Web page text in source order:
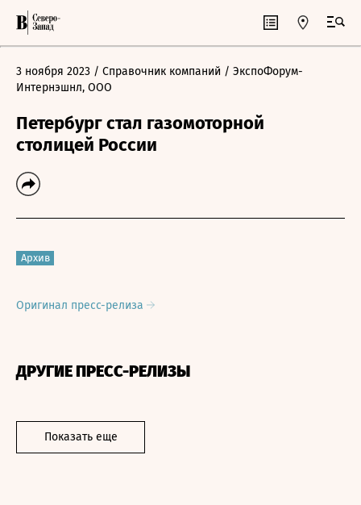
3 ноября 2023 / Справочник компаний / ЭкспоФорум-
Интернэшнл, ООО
Петербург стал газомоторной
столицей России
Архив
Оригинал пресс-релиза
ДРУГИЕ ПРЕСС-РЕЛИЗЫ
Показать еще